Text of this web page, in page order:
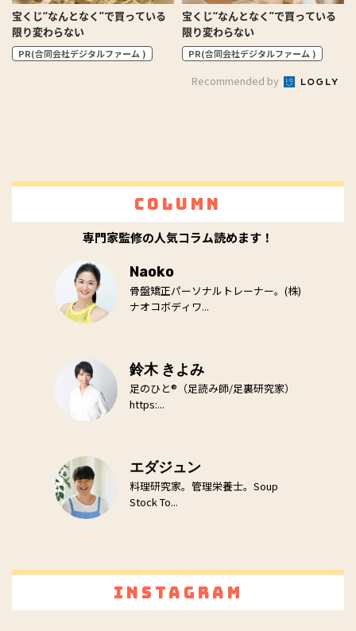
宝くじ“なんとなく”で買っている
限り変わらない
PR(合同会社デジタルファーム )
宝くじ“なんとなく”で買っている
限り変わらない
PR(合同会社デジタルファーム )
Recommended by
Column
専門家監修の人気コラム読めます！
Naoko
骨盤矯正パーソナルトレーナー。(株)
ナオコボディワ...
鈴木 きよみ
足のひと®（足読み師/足裏研究家）
https:...
エダジュン
料理研究家。管理栄養士。Soup
Stock To...
Instagram